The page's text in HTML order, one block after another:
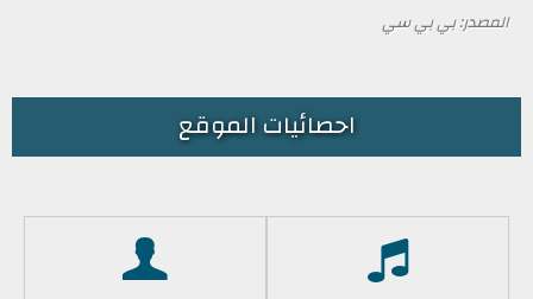
المصدر: بي بي سي
احصائيات الموقع